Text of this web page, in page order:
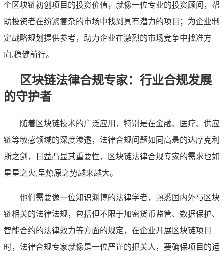
个区块链初创项目的投资价值，就像一位专业的投资顾问，帮
助投资者在纷繁复杂的市场中找到具有潜力的项目；为企业制
定战略规划提供参考，助力企业在激烈的市场竞争中找准方
向,稳健前行。
区块链法律合规专家：行业合规发展
的守护者
随着区块链技术的广泛应用，特别是在金融、医疗、供应
链等敏感领域的深度渗透，法律合规问题如同高悬的达摩克利
斯之剑，日益凸显其重要性，区块链法律合规专家的需求也如
星星之火,呈燎原之势越来越大。
他们需要像一位知识渊博的法律学者，熟悉国内外与区块
链相关的法律法规，包括但不限于加密货币监管、数据保护、
智能合约的法律效力等方面的规定，在企业开展区块链项目
时，法律合规专家就像是一位严谨的把关人，要确保项目的运